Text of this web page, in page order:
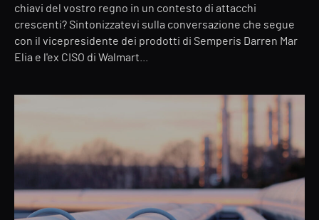
chiavi del vostro regno in un contesto di attacchi
crescenti? Sintonizzatevi sulla conversazione che segue
con il vicepresidente dei prodotti di Semperis Darren Mar
Elia e l'ex CISO di Walmart...